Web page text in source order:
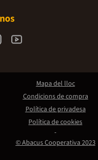
© Abacus Cooperativa 2023
Mapa del lloc
Condicions de compra
Política de privadesa
Política de cookies